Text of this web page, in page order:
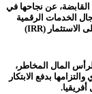
القابضة، عن نجاحها في
الخدمات الرقمية
لشحن البضائع والخدمات اللوجستية، محققة عائداً داخلياً على الاستثمار (IRR)
المال المخاطر،
بدفع الابتكار